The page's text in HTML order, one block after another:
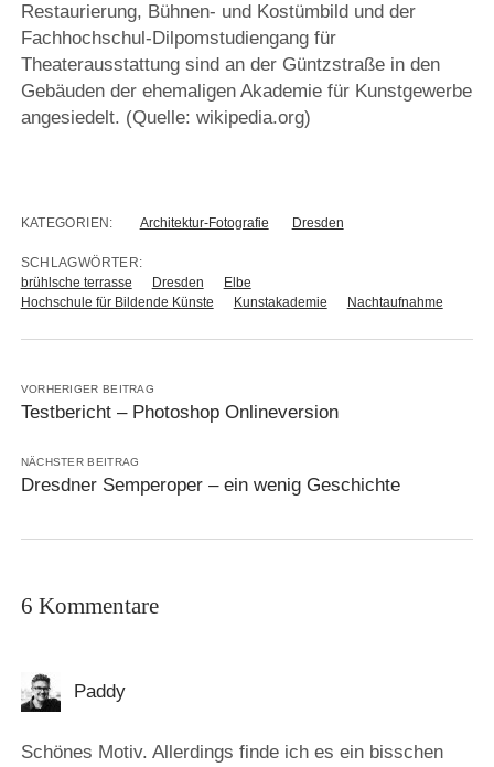
Restaurierung, Bühnen- und Kostümbild und der
Fachhochschul-Dilpomstudiengang für
Theaterausstattung sind an der Güntzstraße in den
Gebäuden der ehemaligen Akademie für Kunstgewerbe
angesiedelt. (Quelle: wikipedia.org)
KATEGORIEN: Architektur-Fotografie Dresden
SCHLAGWÖRTER:
brühlsche terrasse
Dresden
Elbe
Hochschule für Bildende Künste
Kunstakademie Nachtaufnahme
VORHERIGER BEITRAG
Testbericht – Photoshop Onlineversion
NÄCHSTER BEITRAG
Dresdner Semperoper – ein wenig Geschichte
6 Kommentare
Paddy
Schönes Motiv. Allerdings finde ich es ein bisschen